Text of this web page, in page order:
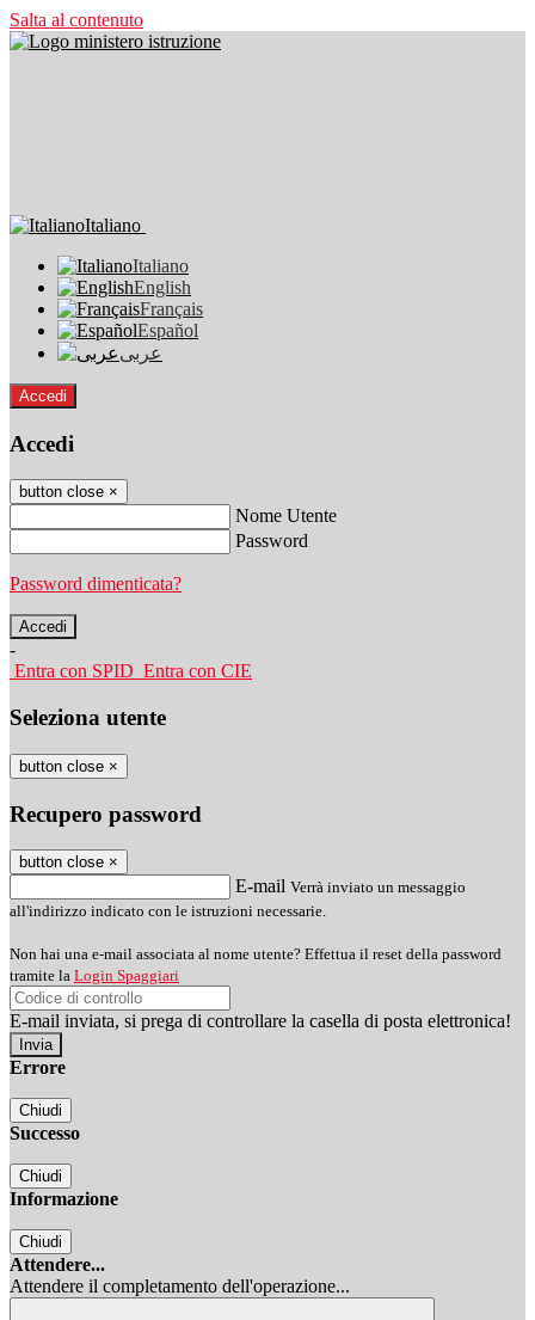
Salta al contenuto
Italiano
Italiano
English
Français
Español
عربى
Accedi
Accedi
button close ×
Nome Utente
Password
Password dimenticata?
-
Entra con SPID Entra con CIE
Seleziona utente
button close ×
Recupero password
button close ×
E-mail Verrà inviato un messaggio
all'indirizzo indicato con le istruzioni necessarie.
Non hai una e-mail associata al nome utente? Effettua il reset della password
tramite la Login Spaggiari
E-mail inviata, si prega di controllare la casella di posta elettronica!
Errore
Chiudi
Successo
Chiudi
Informazione
Chiudi
Attendere...
Attendere il completamento dell'operazione...